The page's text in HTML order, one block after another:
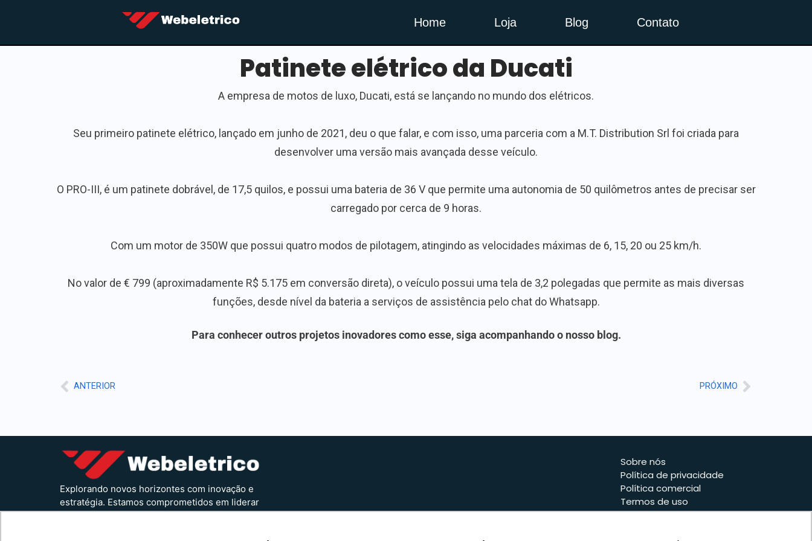
Home Loja Blog Contato
Patinete elétrico da Ducati
A empresa de motos de luxo, Ducati, está se lançando no mundo dos elétricos.
Seu primeiro patinete elétrico, lançado em junho de 2021, deu o que falar, e com isso, uma parceria com a M.T. Distribution Srl foi criada para
desenvolver uma versão mais avançada desse veículo.
O PRO-III, é um patinete dobrável, de 17,5 quilos, e possui uma bateria de 36 V que permite uma autonomia de 50 quilômetros antes de precisar ser
carregado por cerca de 9 horas.
Com um motor de 350W que possui quatro modos de pilotagem, atingindo as velocidades máximas de 6, 15, 20 ou 25 km/h.
No valor de € 799 (aproximadamente R$ 5.175 em conversão direta), o veículo possui uma tela de 3,2 polegadas que permite as mais diversas
funções, desde nível da bateria a serviços de assistência pelo chat do Whatsapp.
Para conhecer outros projetos inovadores como esse, siga acompanhando o nosso blog.
ANTERIOR PRÓXIMO
Explorando novos horizontes com inovação e
estratégia. Estamos comprometidos em liderar
o caminho para um amanhã mais conectado e
Sobre nós
Política de privacidade
Política comercial
Termos de uso
Política de Pagamento